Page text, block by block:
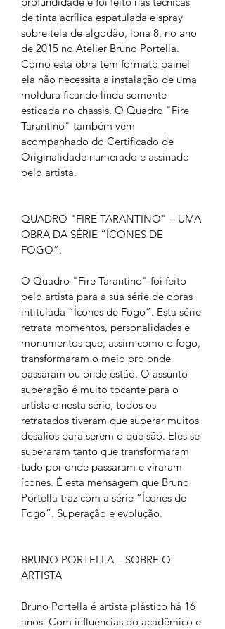
de tinta acrílica espatulada e spray
sobre tela de algodão, lona 8, no ano
de 2015 no Atelier Bruno Portella.
Como esta obra tem formato painel
ela não necessita a instalação de uma
moldura ficando linda somente
esticada no chassis. O Quadro "Fire
Tarantino" também vem
acompanhado do Certificado de
Originalidade numerado e assinado
pelo artista.
QUADRO "FIRE TARANTINO" – UMA
OBRA DA SÉRIE “ÍCONES DE
FOGO”.
O Quadro "Fire Tarantino" foi feito
pelo artista para a sua série de obras
intitulada “Ícones de Fogo”. Esta série
retrata momentos, personalidades e
monumentos que, assim como o fogo,
transformaram o meio pro onde
passaram ou onde estão. O assunto
superação é muito tocante para o
artista e nesta série, todos os
retratados tiveram que superar muitos
desafios para serem o que são. Eles se
superaram tanto que transformaram
tudo por onde passaram e viraram
ícones. É esta mensagem que Bruno
Portella traz com a série “Ícones de
Fogo”. Superação e evolução.
BRUNO PORTELLA – SOBRE O
ARTISTA
Bruno Portella é artista plástico há 16
anos. Com influências do acadêmico e